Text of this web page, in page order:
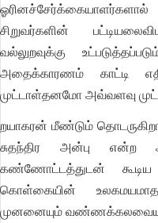
சிறுவர்களின்
வல்லுறவுக்கு
அதைக்காரணம் காட்டி
முட்டாள்தனமோ அவ்வளவு
றயாகரன் மீண்டும்
சுதந்திர அன்பு என்ற
கண்ணோட்டத்துடன்
கொள்கையின்
முனனையும்